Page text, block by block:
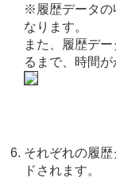
※履歴データの
なります。
また、履歴デ
るまで、時間が
それぞれの履
ドされます。